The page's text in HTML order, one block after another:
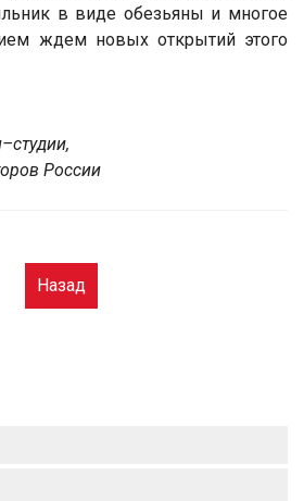
в виде обезьяны и многое
ждем новых открытий этого
России
Назад